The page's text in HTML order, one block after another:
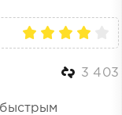
3 403